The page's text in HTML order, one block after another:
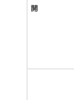
開